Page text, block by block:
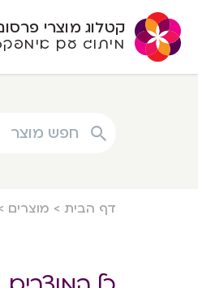
קטלוג מוצרי
מיתוג עם
חפש מוצר
דף הבית > מוצרים